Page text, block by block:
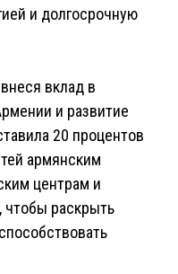
и долгосрочную
вклад в
и развитие
20 процентов
армянским
центрам и
чтобы раскрыть